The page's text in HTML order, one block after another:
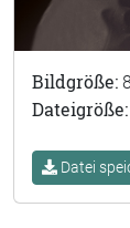
Bildgröße:
Dateigröße:
Datei